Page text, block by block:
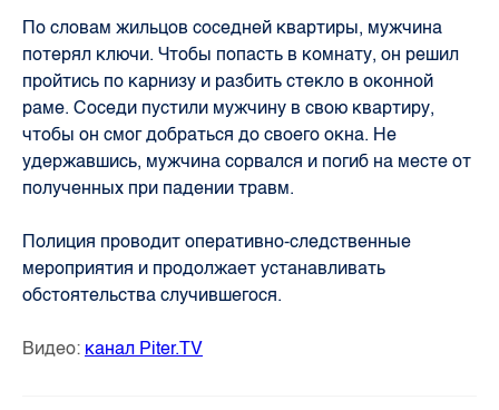
По словам жильцов соседней квартиры, мужчина
потерял ключи. Чтобы попасть в комнату, он решил
пройтись по карнизу и разбить стекло в оконной
раме. Соседи пустили мужчину в свою квартиру,
чтобы он смог добраться до своего окна. Не
удержавшись, мужчина сорвался и погиб на месте от
полученных при падении травм.
Полиция проводит оперативно-следственные
мероприятия и продолжает устанавливать
обстоятельства случившегося.
Видео: канал Piter.TV